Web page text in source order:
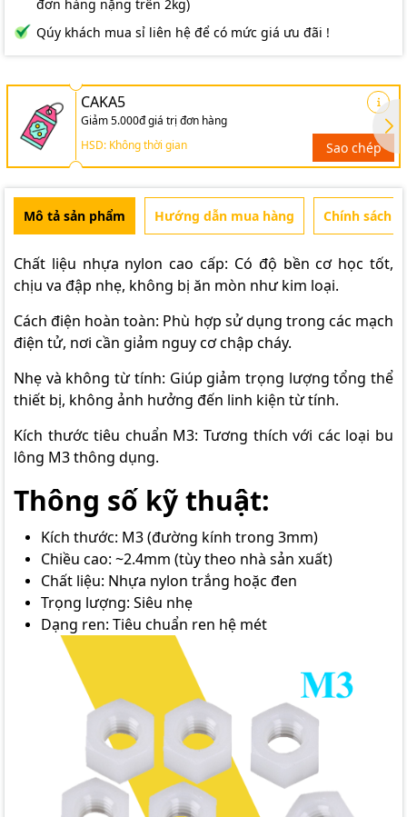
đơn hàng nặng trên 2kg)
Qúy khách mua sỉ liên hệ để có mức giá ưu đãi !
CAKA5
Giảm 5.000đ giá trị đơn hàng
HSD: Không thời gian
Sao chép
Mô tả sản phẩm Hướng dẫn mua hàng Chính sách
Chất liệu nhựa nylon cao cấp: Có độ bền cơ học tốt,
chịu va đập nhẹ, không bị ăn mòn như kim loại.
Cách điện hoàn toàn: Phù hợp sử dụng trong các mạch
điện tử, nơi cần giảm nguy cơ chập cháy.
Nhẹ và không từ tính: Giúp giảm trọng lượng tổng thể
thiết bị, không ảnh hưởng đến linh kiện từ tính.
Kích thước tiêu chuẩn M3: Tương thích với các loại bu
lông M3 thông dụng.
Thông số kỹ thuật:
Kích thước: M3 (đường kính trong 3mm)
Chiều cao: ~2.4mm (tùy theo nhà sản xuất)
Chất liệu: Nhựa nylon trắng hoặc đen
Trọng lượng: Siêu nhẹ
Dạng ren: Tiêu chuẩn ren hệ mét